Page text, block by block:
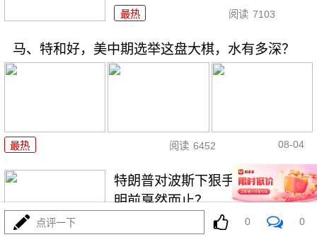
最热 阅读 7103
马、特和好，美中期选举这盘大棋，水有多深？
最热 阅读 6452 08-04
特朗普对波斯下狠手，为何在黎
明前戛然而止？
最热
点评一下 0 0